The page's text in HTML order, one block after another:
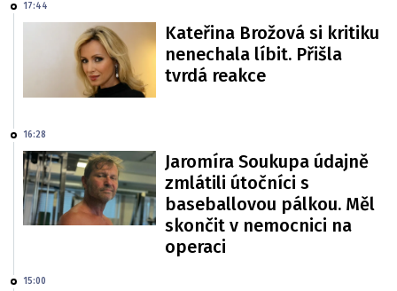
17:44
Kateřina Brožová si kritiku
nenechala líbit. Přišla
tvrdá reakce
16:28
Jaromíra Soukupa údajně
zmlátili útočníci s
baseballovou pálkou. Měl
skončit v nemocnici na
operaci
15:00